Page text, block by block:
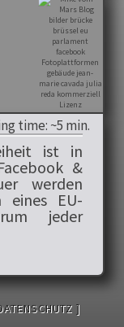
time: ~5 min.
ist in
&
werden
eines EU-
jeder
]